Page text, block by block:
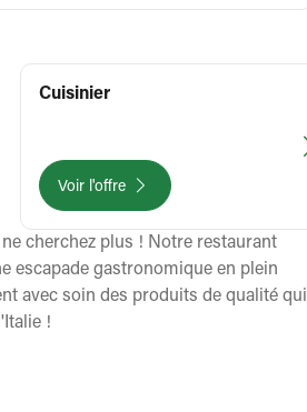
Cuisinier
Voir l'offre
cherchez plus ! Notre restaurant
escapade gastronomique en plein
avec soin des produits de qualité qui
!